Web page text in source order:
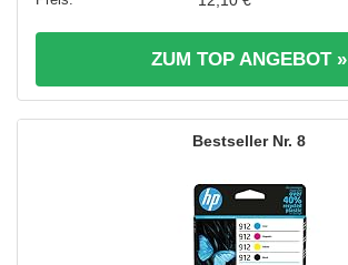
ZUM TOP ANGEBOT »
8